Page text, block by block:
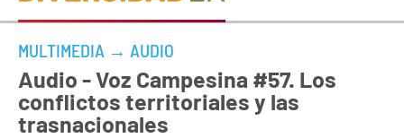
MULTIMEDIA → AUDIO
Audio - Voz Campesina #57. Los
conflictos territoriales y las
trasnacionales